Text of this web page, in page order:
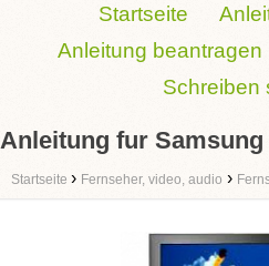
Startseite
Anleitung beantragen
Schreiben
Anleitung fur Samsung
Startseite › Fernseher, video, audio ›